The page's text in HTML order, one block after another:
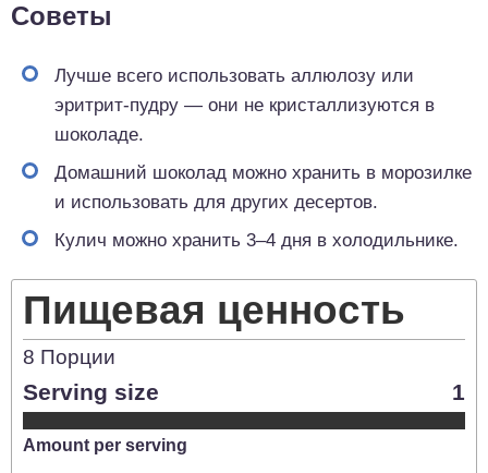
Советы
Лучше всего использовать аллюлозу или
эритрит-пудру — они не кристаллизуются в
шоколаде.
Домашний шоколад можно хранить в морозилке
и использовать для других десертов.
Кулич можно хранить 3–4 дня в холодильнике.
Пищевая ценность
8 Порции
Serving size 1
Amount per serving